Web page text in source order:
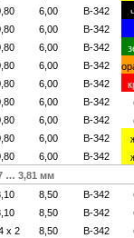
6,00 B-342
6,00 B-342
6,00 B-342
6,00 B-342
6,00 B-342
6,00 B-342
6,00 B-342
6,00 B-342
6,00 B-342
… 3,81 мм
8,50 B-342
8,50 B-342
х 2 8,50 B-342